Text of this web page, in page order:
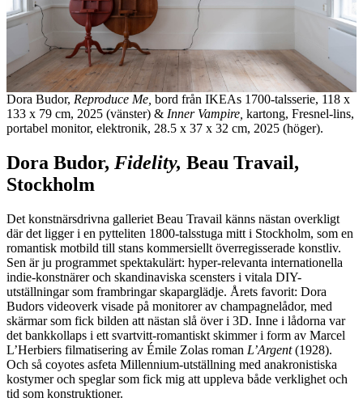
Dora Budor, Reproduce Me, bord från IKEAs 1700-talsserie, 118 x
133 x 79 cm, 2025 (vänster) & Inner Vampire, kartong, Fresnel-lins,
portabel monitor, elektronik, 28.5 x 37 x 32 cm, 2025 (höger).
Dora Budor, Fidelity, Beau Travail,
Stockholm
Det konstnärsdrivna galleriet Beau Travail känns nästan overkligt
där det ligger i en pytteliten 1800-talsstuga mitt i Stockholm, som en
romantisk motbild till stans kommersiellt överregisserade konstliv.
Sen är ju programmet spektakulärt: hyper-relevanta internationella
indie-konstnärer och skandinaviska scensters i vitala DIY-
utställningar som frambringar skaparglädje. Årets favorit: Dora
Budors videoverk visade på monitorer av champagnelådor, med
skärmar som fick bilden att nästan slå över i 3D. Inne i lådorna var
det bankkollaps i ett svartvitt-romantiskt skimmer i form av Marcel
L’Herbiers filmatisering av Émile Zolas roman L’Argent(1928).
Och så coyotes asfeta Millennium-utställning med anakronistiska
kostymer och speglar som fick mig att uppleva både verklighet och
tid som konstruktioner.